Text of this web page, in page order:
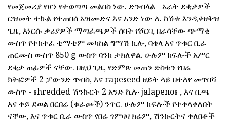
የመጀመሪያ የሆነ የተወጣጣ መልበስ ነው. ድንብላል - አራት ደቂቃዎች
ርዝመት ተኩል የተጠበሰ አዝሙድና እና አንድ ነው ለ. ከሽቱ እንዲቀዘቅዝ
ጊዜ, እነርሱ ቃሪያዎች ማጣፈጫዎች ሰባት የሾርባ, በራሳቸው ጭማቂ
ውስጥ የተከተፈ ቲማቲም መካከል ግማሽ ኪሎ, ባቄላ እና ጥቁር ቢራ
ጠርሙስ ውስጥ 850 g ውስጥ ባንክ ታክለዋል. ሁሉም ክፍሎች አሥር
ደቂቃ ጠፊዎች ናቸው. በዚህ ጊዜ, የድምጽ መጠን ድስቱን የበሬ
ክትፎዎች 2 ፓውንድ ጥብስ, እና rapeseed ዘይት ላይ በተለየ መጥበሻ
ውስጥ - shredded ሽንኩርት 2 አንድ ኪሎ jalapenos , እና ቢጫ
እና ቀይ ደወል በርበሬ (ቁራጮች) ንጥር. ሁሉም ክፍሎች የተቀላቀለበት
ናቸው, እና ጥቁር ቢራ ውስጥ የበሬ ጎምዛዛ ክሬም, ሽንኩርትና ቀለበቶች